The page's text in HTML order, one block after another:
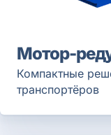
Мотор-
Компактные
транспортёров